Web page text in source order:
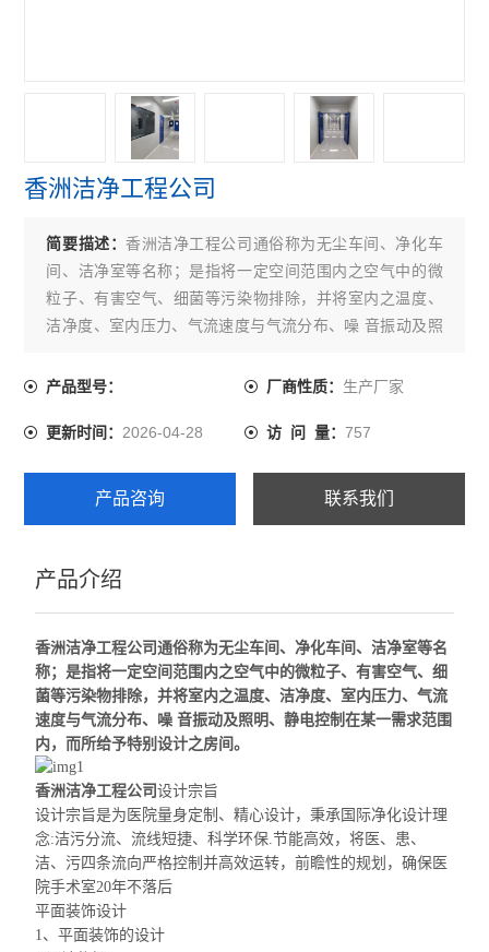
香洲洁净工程公司
简要描述： 香洲洁净工程公司通俗称为无尘车间、净化车
间、洁净室等名称；是指将一定空间范围内之空气中的微
粒子、有害空气、细菌等污染物排除，并将室内之温度、
洁净度、室内压力、气流速度与气流分布、噪 音振动及照
间。
产品型号： 厂商性质： 生产厂家
更新时间：2026-04-28 访 问 量： 757
产品咨询 联系我们
产品介绍
香洲洁净工程公司通俗称为无尘车间、净化车间、洁净室等名
称；是指将一定空间范围内之空气中的微粒子、有害空气、细
菌等污染物排除，并将室内之温度、洁净度、室内压力、气流
速度与气流分布、噪 音振动及照明、静电控制在某一需求范围
内，而所给予特别设计之房间。
香洲洁净工程公司设计宗旨
设计宗旨是为医院量身定制、精心设计，秉承国际净化设计理
念:洁污分流、流线短捷、科学环保.节能高效，将 医、患、
洁、污四条流向严格控制并高效运转，前瞻性的规划，确保医
院手术室20年不落后
平面装饰设计
1、平面装饰的设计